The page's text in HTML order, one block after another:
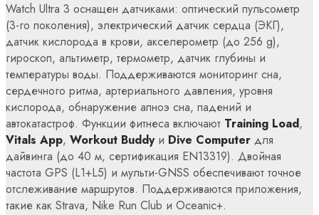
Watch Ultra 3 оснащен датчиками: оптический пульсометр
(3-го поколения), электрический датчик сердца (ЭКГ),
датчик кислорода в крови, акселерометр (до 256 g),
гироскоп, альтиметр, термометр, датчик глубины и
температуры воды. Поддерживаются мониторинг сна,
сердечного ритма, артериального давления, уровня
кислорода, обнаружение апноэ сна, падений и
автокатастроф. Функции фитнеса включают Training Load,
Vitals App, Workout Buddyи Dive Computer для
дайвинга (до 40 м, сертификация EN13319). Двойная
частота GPS (L1+L5) и мульти-GNSS обеспечивают точное
отслеживание маршрутов. Поддерживаются приложения,
такие как Strava, Nike Run Club и Oceanic+.